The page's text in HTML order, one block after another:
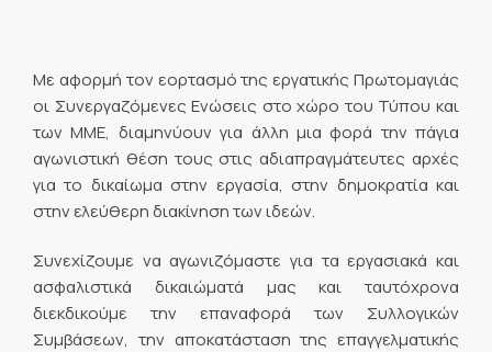
Mε αφορμή τον εορτασμό της εργατικής Πρωτομαγιάς
oι Συνεργαζόμενες Eνώσεις στο χώρο του Τύπου και
των ΜΜΕ, διαμηνύουν για άλλη μια φορά την πάγια
αγωνιστική θέση τους στις αδιαπραγμάτευτες αρχές
για το δικαίωμα στην εργασία, στην δημοκρατία και
στην ελεύθερη διακίνηση των ιδεών.
Συνεχίζουμε να αγωνιζόμαστε για τα εργασιακά και
ασφαλιστικά δικαιώματά μας και ταυτόχρονα
διεκδικούμε την επαναφορά των Συλλογικών
Συμβάσεων, την αποκατάσταση της επαγγελματικής